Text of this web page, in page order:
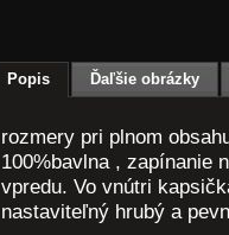
Popis Ďaľšie obrázky
rozmery pri plnom
100%bavlna , zapínanie
vpredu. Vo vnútri
nastaviteľný hrubý a